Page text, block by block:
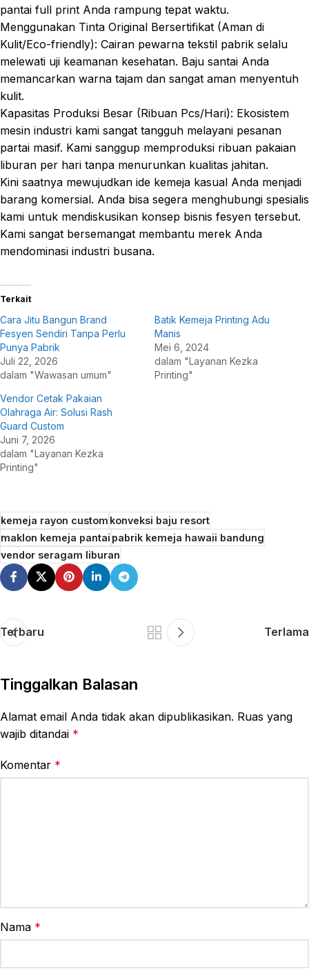
pantai full print Anda rampung tepat waktu.
Menggunakan Tinta Original Bersertifikat (Aman di
Kulit/Eco-friendly): Cairan pewarna tekstil pabrik selalu
melewati uji keamanan kesehatan. Baju santai Anda
memancarkan warna tajam dan sangat aman menyentuh
kulit.
Kapasitas Produksi Besar (Ribuan Pcs/Hari): Ekosistem
mesin industri kami sangat tangguh melayani pesanan
partai masif. Kami sanggup memproduksi ribuan pakaian
liburan per hari tanpa menurunkan kualitas jahitan.
Kini saatnya mewujudkan ide kemeja kasual Anda menjadi
barang komersial. Anda bisa segera menghubungi spesialis
kami untuk mendiskusikan konsep bisnis fesyen tersebut.
Kami sangat bersemangat membantu merek Anda
mendominasi industri busana.
Terkait
Cara Jitu Bangun Brand
Fesyen Sendiri Tanpa Perlu
Punya Pabrik
Juli 22, 2026
dalam "Wawasan umum"
Batik Kemeja Printing Adu
Manis
Mei 6, 2024
dalam "Layanan Kezka
Printing"
Vendor Cetak Pakaian
Olahraga Air: Solusi Rash
Guard Custom
Juni 7, 2026
dalam "Layanan Kezka
Printing"
kemeja rayon customkonveksi baju resort
maklon kemeja pantaipabrik kemeja hawaii bandung
vendor seragam liburan
Terbaru Terlama
Tinggalkan Balasan
Alamat email Anda tidak akan dipublikasikan. Ruas yang
wajib ditandai *
Komentar *
Nama *